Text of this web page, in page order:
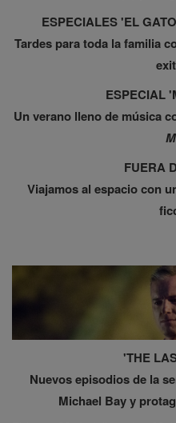
ESPECIALES 'EL
Tardes para toda la familia
ESPECIAL
Un verano lleno de música
FUERA
Viajamos al espacio con
'THE
Nuevos episodios de la
Michael Bay y